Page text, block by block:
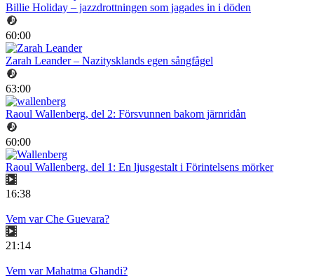
Billie Holiday – jazzdrottningen som jagades in i döden
60:00
Zarah Leander – Nazitysklands egen sångfågel
63:00
Raoul Wallenberg, del 2: Försvunnen bakom järnridån
60:00
Raoul Wallenberg, del 1: En ljusgestalt i Förintelsens mörker
16:38
Vem var Che Guevara?
21:14
Vem var Mahatma Ghandi?